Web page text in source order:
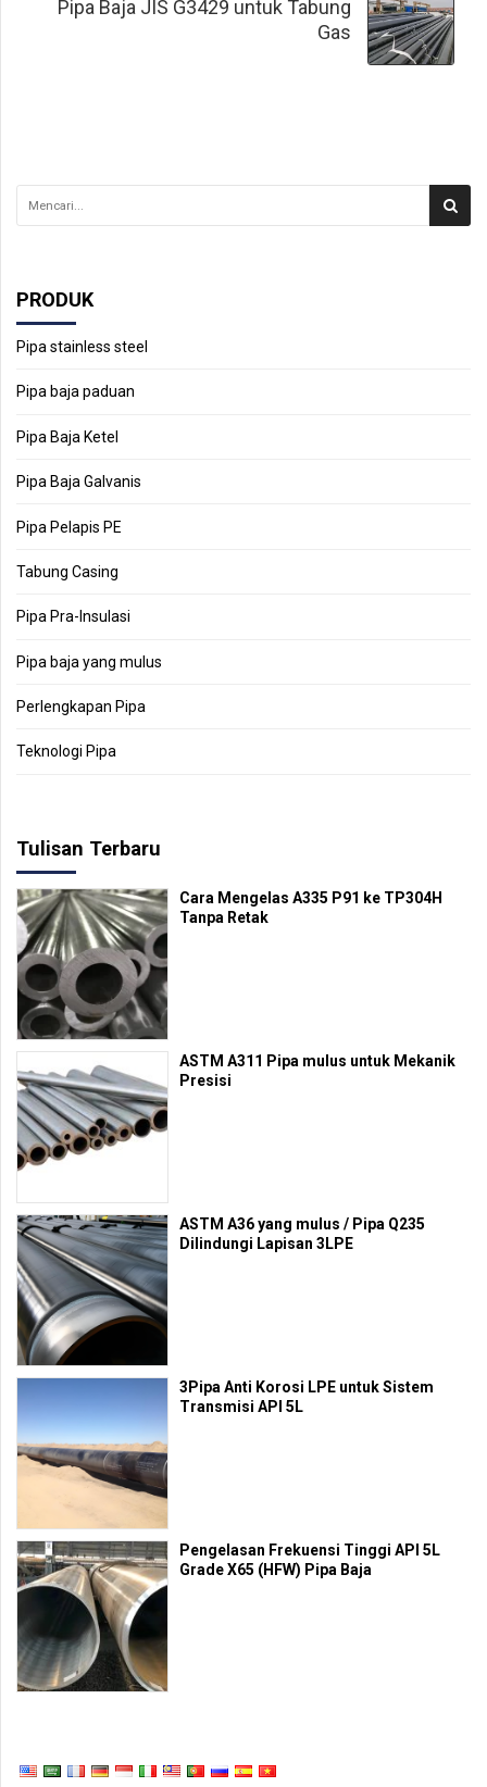
Pipa Baja JIS G3429 untuk Tabung
Gas
PRODUK
Pipa stainless steel
Pipa baja paduan
Pipa Baja Ketel
Pipa Baja Galvanis
Pipa Pelapis PE
Tabung Casing
Pipa Pra-Insulasi
Pipa baja yang mulus
Perlengkapan Pipa
Teknologi Pipa
Tulisan Terbaru
Cara Mengelas A335 P91 ke TP304H
Tanpa Retak
ASTM A311 Pipa mulus untuk Mekanik
Presisi
ASTM A36 yang mulus / Pipa Q235
Dilindungi Lapisan 3LPE
3Pipa Anti Korosi LPE untuk Sistem
Transmisi API 5L
Pengelasan Frekuensi Tinggi API 5L
Grade X65 (HFW) Pipa Baja